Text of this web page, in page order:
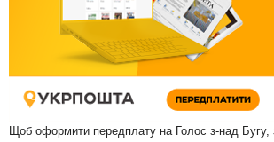
Щоб оформити передплату на Голос з-над Бугу,